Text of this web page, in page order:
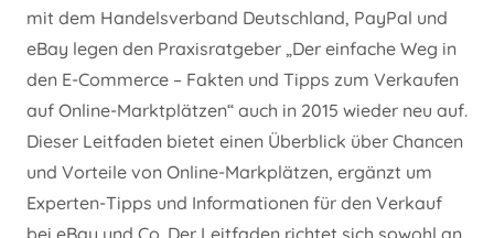
mit dem Handelsverband Deutschland, PayPal und
eBay legen den Praxisratgeber „Der einfache Weg in
den E-Commerce – Fakten und Tipps zum Verkaufen
auf Online-Marktplätzen“ auch in 2015 wieder neu auf.
Dieser Leitfaden bietet einen Überblick über Chancen
und Vorteile von Online-Markplätzen, ergänzt um
Experten-Tipps und Informationen für den Verkauf